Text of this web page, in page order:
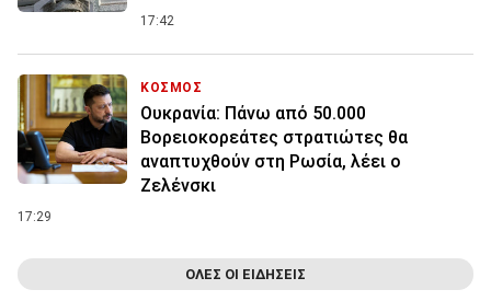
17:42
ΚΟΣΜΟΣ
Ουκρανία: Πάνω από 50.000
Βορειοκορεάτες στρατιώτες θα
αναπτυχθούν στη Ρωσία, λέει ο
Ζελένσκι
17:29
ΟΛΕΣ ΟΙ ΕΙΔΗΣΕΙΣ